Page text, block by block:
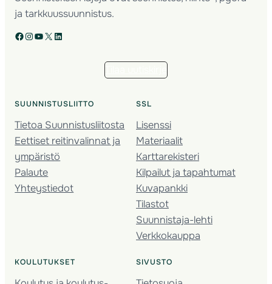
ja tarkkuussuunnistus.
Facebook Instagram YouTube X LinkedIn
SUUNNISTUSLIITTO
Tietoa Suunnistusliitosta
Eettiset reitinvalinnat ja
ympäristö
Palaute
Yhteystiedot
SSL
Lisenssi
Materiaalit
Karttarekisteri
Kilpailut ja tapahtumat
Kuvapankki
Tilastot
Suunnistaja-lehti
Verkkokauppa
KOULUTUKSET SIVUSTO